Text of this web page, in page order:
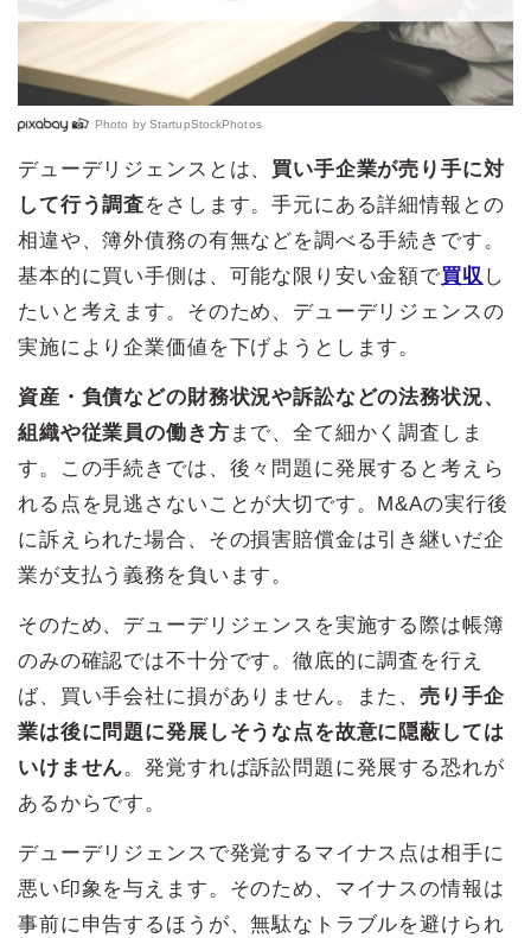
Photo by StartupStockPhotos
デューデリジェンスとは、 買い手企業が売り手に対
して行う調査をさします。手元にある詳細情報との
相違や、簿外債務の有無などを調べる手続きです。
基本的に買い手側は、可能な限り安い金額で買収 し
たいと考えます。そのため、デューデリジェンスの
実施により企業価値を下げようとします。
資産・負債などの財務状況や訴訟などの法務状況、
組織や従業員の働き方 まで、全て細かく調査しま
す。この手続きでは、後々問題に発展すると考えら
れる点を見逃さないことが大切です。M&Aの実行後
に訴えられた場合、その損害賠償金は引き継いだ企
業が支払う義務を負います。
そのため、デューデリジェンスを実施する際は帳簿
のみの確認では不十分です。徹底的に調査を行え
ば、買い手会社に損がありません。また、売り手企
業は後に問題に発展しそうな点を故意に隠蔽しては
いけません。発覚すれば訴訟問題に発展する恐れが
あるからです。
デューデリジェンスで発覚するマイナス点は相手に
悪い印象を与えます。そのため、マイナスの情報は
事前に申告するほうが、無駄なトラブルを避けられ